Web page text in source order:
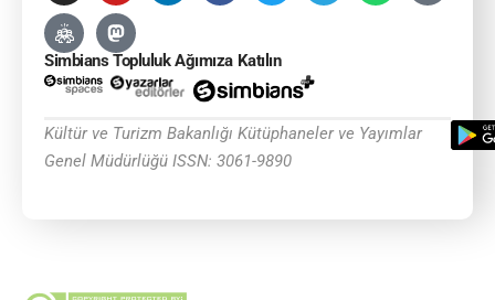
Simbians Topluluk Ağımıza Katılın
Kültür ve Turizm Bakanlığı Kütüphaneler ve Yayımlar
Genel Müdürlüğü ISSN: 3061-9890